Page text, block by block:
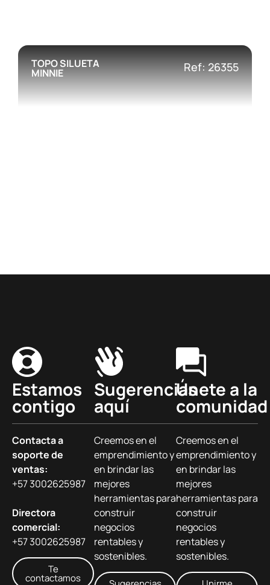
TOPO SILUETA
MINNIE Ref: 26355
Estamos
contigo
Contacta a
soporte de
ventas:
+57 3002625987
Directora
comercial:
+57 3002625987
Te
contactamos
Sugerencias
aquí
Creemos en el
emprendimiento y
en brindar las
mejores
herramientas para
construir
negocios
rentables y
sostenibles.
Únete a la
comunidad
Creemos en el
emprendimiento y
en brindar las
mejores
herramientas para
construir
negocios
rentables y
sostenibles.